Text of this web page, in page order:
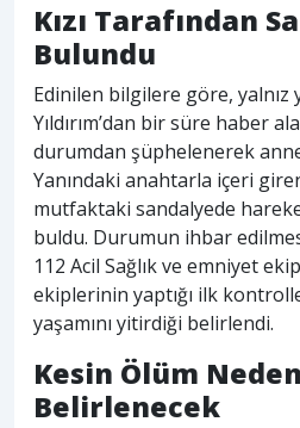
Kızı Tarafından
Bulundu
Edinilen bilgilere göre, yalnız
Yıldırım’dan bir süre haber
durumdan şüphelenerek
Yanındaki anahtarla içeri
mutfaktaki sandalyede
buldu. Durumun ihbar
112 Acil Sağlık ve emniyet
ekiplerinin yaptığı ilk
yaşamını yitirdiği belirlendi.
Kesin Ölüm
Belirlenecek